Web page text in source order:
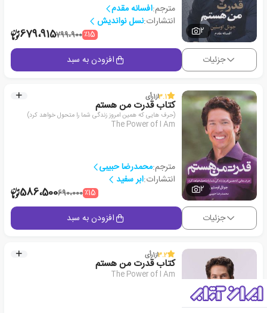
2
مترجم:افسانه مقدم
انتشارات:نسل نواندیش
٪15799،900679،915
جزئیات افزودن به سبد
2
3.1از1رأی
کتاب قدرت من هستم
(حرف هایی که همین امروز زندگی شما را متحول خواهد کرد)
The Power of I Am
مترجم:محمدرضا حبیبی
انتشارات:ابر سفید
٪15690،000586،500
جزئیات افزودن به سبد
3.2از1رأی
کتاب قدرت من هستم
The Power of I Am